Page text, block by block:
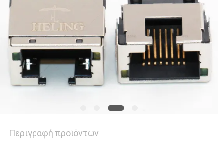
Περιγραφή προϊόντων